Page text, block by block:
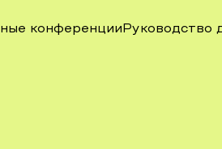
конференции Руководство